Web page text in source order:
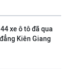
xe ô tô đã qua
Kiên Giang